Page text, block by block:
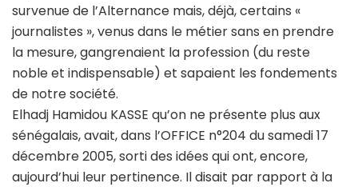
survenue de l’Alternance mais, déjà, certains «
journalistes », venus dans le métier sans en prendre
la mesure, gangrenaient la profession (du reste
noble et indispensable) et sapaient les fondements
de notre société.
Elhadj Hamidou KASSE qu’on ne présente plus aux
sénégalais, avait, dans l’OFFICE n°204 du samedi 17
décembre 2005, sorti des idées qui ont, encore,
aujourd’hui leur pertinence. Il disait par rapport à la